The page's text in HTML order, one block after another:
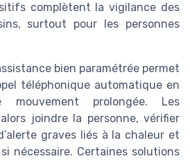
complètent la vigilance des
surtout pour les personnes
bien paramétrée permet
téléphonique automatique en
mouvement prolongée. Les
joindre la personne, vérifier
graves liés à la chaleur et
nécessaire. Certaines solutions